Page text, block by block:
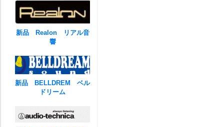
新品 Realon リアル音
響
新品 BELLDREM ベル
ドリーム